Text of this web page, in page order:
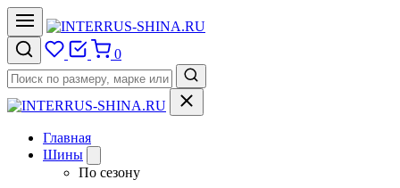
0
Главная
Шины
По сезону